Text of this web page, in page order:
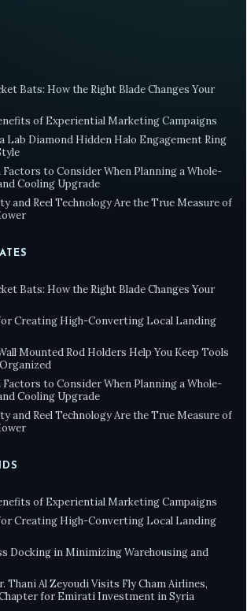
Bats: How the Right Blade Changes Your
of Experiential Marketing Campaigns
Lab Diamond Hidden Halo Engagement Ring
Factors to Consider When Planning a Whole-
Cooling Upgrade
and Reel Technology Are the True Measure of
Bats: How the Right Blade Changes Your
Creating High-Converting Local Landing
Mounted Rod Holders Help You Keep Tools
Factors to Consider When Planning a Whole-
Cooling Upgrade
and Reel Technology Are the True Measure of
of Experiential Marketing Campaigns
Creating High-Converting Local Landing
Docking in Minimizing Warehousing and
Thani Al Zeyoudi Visits Fly Cham Airlines,
for Emirati Investment in Syria